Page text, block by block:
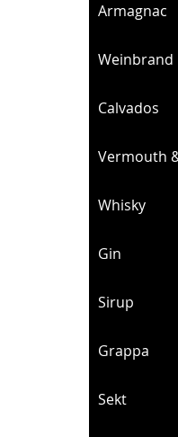
Armagnac
Weinbrand
Calvados
Vermouth
Whisky
Gin
Sirup
Grappa
Sekt